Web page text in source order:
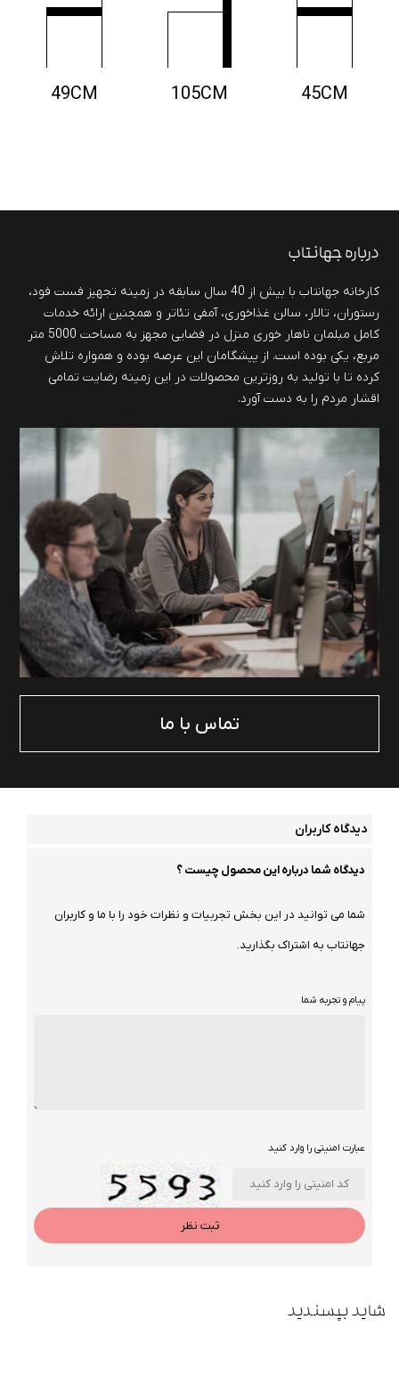
45CM
105CM
49CM
درباره جهانتاب
کارخانه جهانتاب با بیش از 40 سال سابقه در زمینه تجهیز فست فود،
رستوران، تالار، سالن غذاخوری، آمفی تئاتر و همچنین ارائه خدمات
کامل مبلمان ناهار خوری منزل در فضایی مجهز به مساحت 5000 متر
مربع، یکی بوده است. از پیشگامان این عرصه بوده و همواره تلاش
کرده تا با تولید به روزترین محصولات در این زمینه رضایت تمامی
اقشار مردم را به دست آورد.
تماس با ما
دیدگاه کاربران
دیدگاه شما درباره این محصول چیست ؟
شما می توانید در این بخش تجربیات و نظرات خود را با ما و کاربران
جهانتاب به اشتراک بگذارید.
پیام و تجربه شما
عبارت امنیتی را وارد کنید
ثبت نظر
شاید بپسندید